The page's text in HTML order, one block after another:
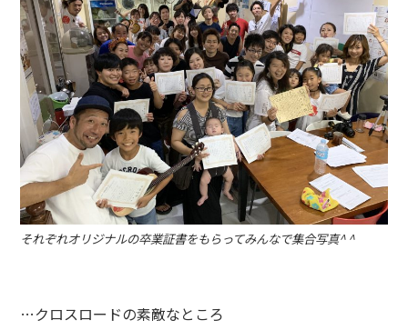
それぞれオリジナルの卒業証書をもらってみんなで集合写真^ ^
…クロスロードの素敵なところ